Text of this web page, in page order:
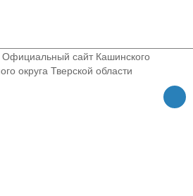
сайт Кашинского
округа Тверской области